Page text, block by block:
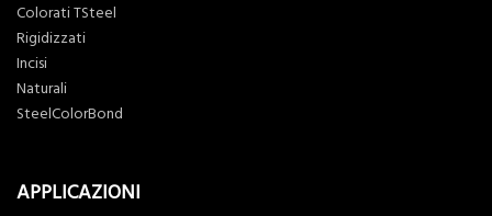
Colorati TSteel
Rigidizzati
Incisi
Naturali
SteelColorBond
APPLICAZIONI